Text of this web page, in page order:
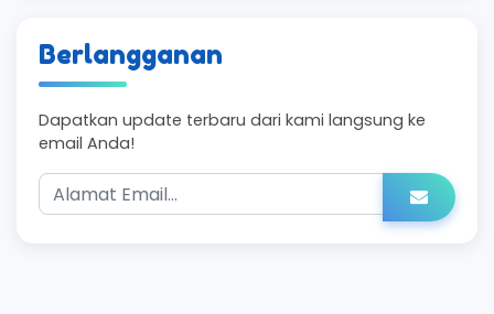
Berlangganan
Dapatkan update terbaru dari kami langsung ke
email Anda!